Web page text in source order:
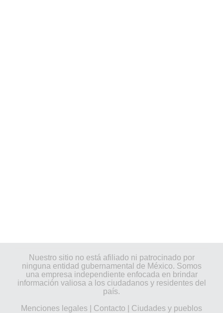
Nuestro sitio no está afiliado ni patrocinado por
ninguna entidad gubernamental de México. Somos
una empresa independiente enfocada en brindar
información valiosa a los ciudadanos y residentes del
país.
Menciones legales
Contacto
Ciudades y pueblos